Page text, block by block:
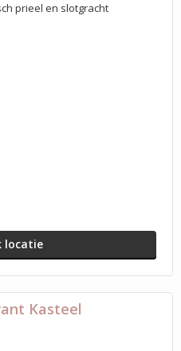
locatie
prieel en slotgracht
Kasteel